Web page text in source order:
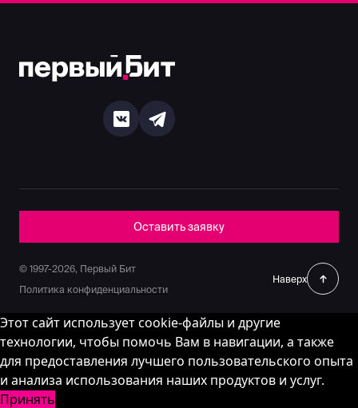
© 1997-2026, Первый Бит
Политика конфиденциальности
Наверх
Оставить заявку
Этот сайт использует cookie-файлы и другие
технологии, чтобы помочь Вам в навигации, а также
для предоставления лучшего пользовательского опыта
и анализа использования наших продуктов и услуг.
Принять